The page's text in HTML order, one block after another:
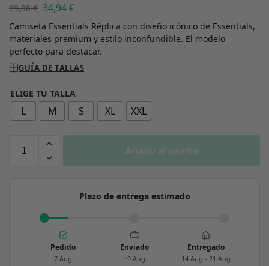
69,88€ 34,94€
Camiseta Essentials Réplica con diseño icónico de Essentials,
materiales premium y estilo inconfundible. El modelo
perfecto para destacar.
GUÍA DE TALLAS
ELIGE TU TALLA
L M S XL XXL
Añadir al carrito
Plazo de entrega estimado
Pedido
7 Aug
Enviado
~9 Aug
Entregado
14 Aug - 21 Aug